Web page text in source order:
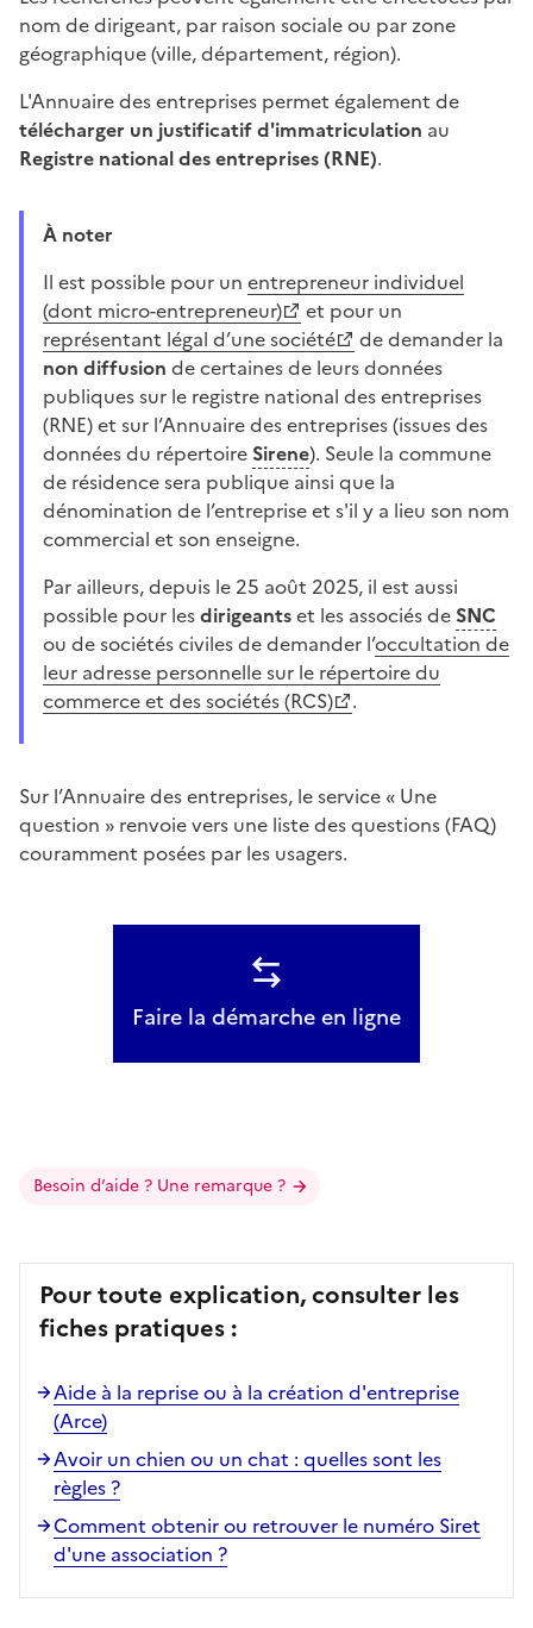
nom de dirigeant, par raison sociale ou par zone
géographique (ville, département, région).
L'Annuaire des entreprises permet également de
télécharger un justificatif d'immatriculation au
Registre national des entreprises (RNE).
À noter
Il est possible pour un entrepreneur individuel
(dont micro-entrepreneur)
et pour un
représentant légal d’une société
de demander la
non diffusion de certaines de leurs données
publiques sur le registre national des entreprises
(RNE) et sur l’Annuaire des entreprises (issues des
données du répertoire Sirene). Seule la commune
de résidence sera publique ainsi que la
dénomination de l’entreprise et s'il y a lieu son nom
commercial et son enseigne.
Par ailleurs, depuis le 25 août 2025, il est aussi
possible pour lesdirigeantset les associés de SNC
ou de sociétés civiles de demander l’occultation de
leur adresse personnelle sur le répertoire du
commerce et des sociétés (RCS)
.
Sur l’Annuaire des entreprises, le service « Une
question » renvoie vers une liste des questions (FAQ)
couramment posées par les usagers.
Faire la démarche en ligne
Besoin d’aide ? Une remarque ?
Pour toute explication, consulter les
fiches pratiques :
Aide à la reprise ou à la création d'entreprise
(Arce)
Avoir un chien ou un chat : quelles sont les
règles ?
Comment obtenir ou retrouver le numéro Siret
d'une association ?